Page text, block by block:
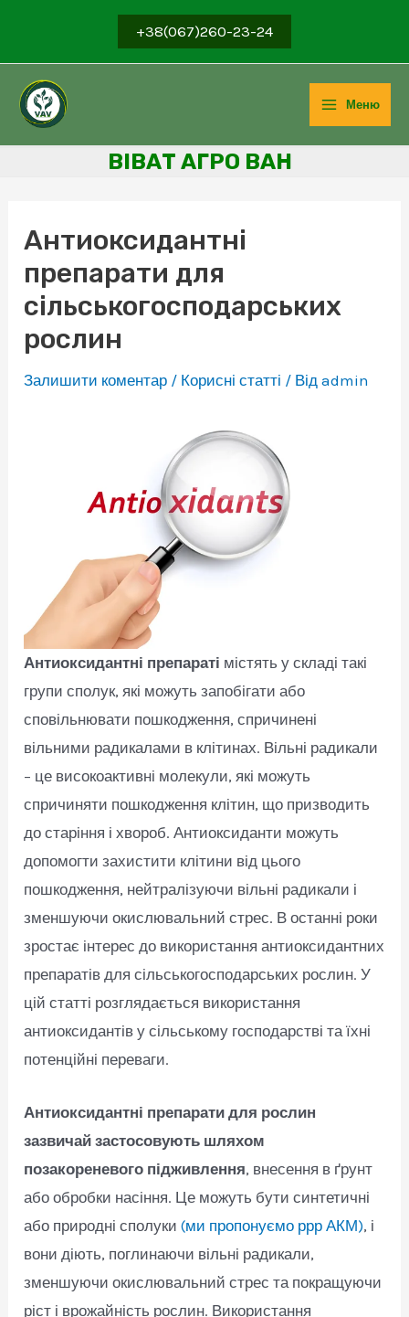
вмісту
+38(067)260-23-24
Main
Меню
ВІВАТ АГРО ВАН
Антиоксидантні
препарати для
сільськогосподарських
рослин
Залишити коментар / Корисні статті / Відadmin
Антиоксидантні препараті містять у складі такі
групи сполук, які можуть запобігати або
сповільнювати пошкодження, спричинені
вільними радикалами в клітинах. Вільні радикали
– це високоактивні молекули, які можуть
спричиняти пошкодження клітин, що призводить
до старіння і хвороб. Антиоксиданти можуть
допомогти захистити клітини від цього
пошкодження, нейтралізуючи вільні радикали і
зменшуючи окислювальний стрес. В останні роки
зростає інтерес до використання антиоксидантних
препаратів для сільськогосподарських рослин. У
цій статті розглядається використання
антиоксидантів у сільському господарстві та їхні
потенційні переваги.
Антиоксидантні препарати для рослин
зазвичай застосовують шляхом
позакореневого підживлення, внесення в ґрунт
або обробки насіння. Це можуть бути синтетичні
або природні сполуки(ми пропонуємо ррр АКМ), і
вони діють, поглинаючи вільні радикали,
зменшуючи окислювальний стрес та покращуючи
ріст і врожайність рослин. Використання